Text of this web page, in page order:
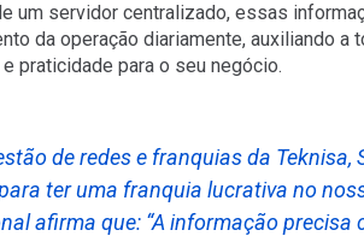
um servidor centralizado, essas
da operação diariamente, auxiliando
praticidade para o seu negócio.
deredes e franquiasda Teknisa,
ter uma franquia lucrativa no
afirma que: “A informação precisa